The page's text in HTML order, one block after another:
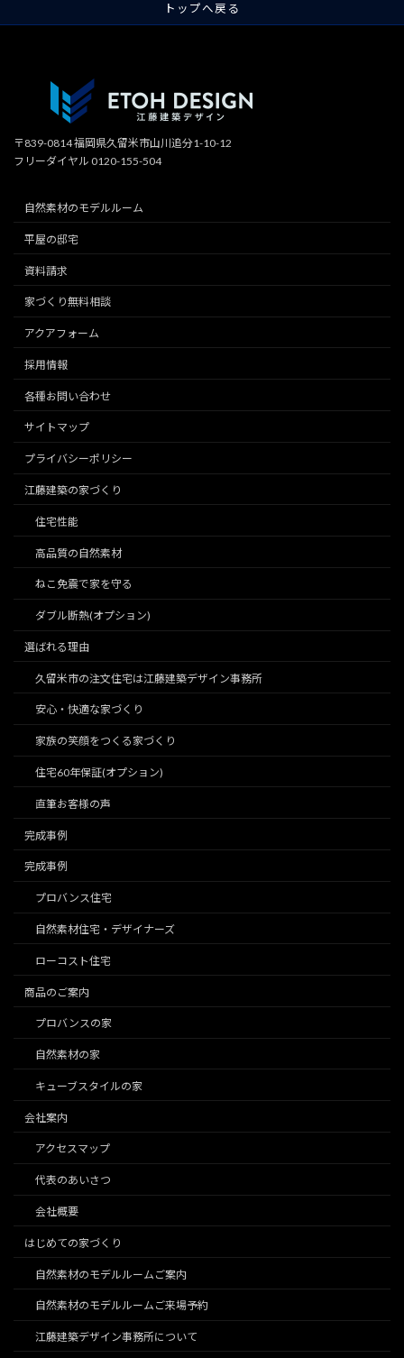
トップへ戻る
〒839-0814 福岡県久留米市山川追分1-10-12
フリーダイヤル 0120-155-504
自然素材のモデルルーム
平屋の邸宅
資料請求
家づくり無料相談
アクアフォーム
採用情報
各種お問い合わせ
サイトマップ
プライバシーポリシー
江藤建築の家づくり
住宅性能
高品質の自然素材
ねこ免震で家を守る
ダブル断熱(オプション)
選ばれる理由
久留米市の注文住宅は江藤建築デザイン事務所
安心・快適な家づくり
家族の笑顔をつくる家づくり
住宅60年保証(オプション)
直筆お客様の声
完成事例
完成事例
プロバンス住宅
自然素材住宅・デザイナーズ
ローコスト住宅
商品のご案内
プロバンスの家
自然素材の家
キューブスタイルの家
会社案内
アクセスマップ
代表のあいさつ
会社概要
はじめての家づくり
自然素材のモデルルームご案内
自然素材のモデルルームご来場予約
江藤建築デザイン事務所について